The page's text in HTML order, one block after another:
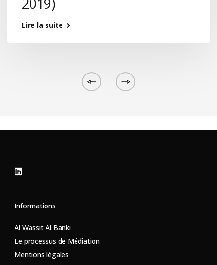
Lire la suite
Informations
Al Wassit Al Banki
Le processus de Médiation
Mentions légales